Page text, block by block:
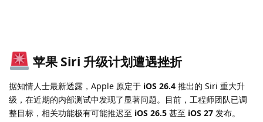
苹果 Siri 升级计划遭遇挫折
据知情人士最新透露，Apple 原定于 iOS 26.4 推出的 Siri 重大升
级，在近期的内部测试中发现了显著问题。目前，工程师团队已调
整目标，相关功能极有可能推迟至 iOS 26.5 甚至 iOS 27 发布。